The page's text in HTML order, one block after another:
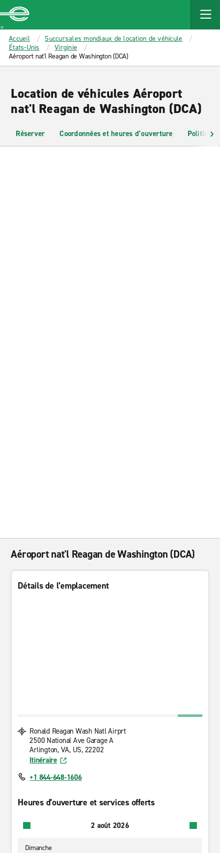
MAIN
CONTENT
Enterprise
Accueil
Succursales mondiaux de location de véhicule
États-Unis
Virginie
Aéroport nat'l Reagan de Washington (DCA)
Location de véhicules Aéroport
nat'l Reagan de Washington (DCA)
Réserver Coordonnées et heures d’ouverture Politiques
Aéroport nat'l Reagan de Washington (DCA)
Détails de l’emplacement
Ronald Reagan Wash Natl Airprt
2500 National Ave Garage A
Arlington, VA, US, 22202
Itinéraire
+1 844-648-1606
Heures d’ouverture et services offerts
2 août 2026
Dimanche